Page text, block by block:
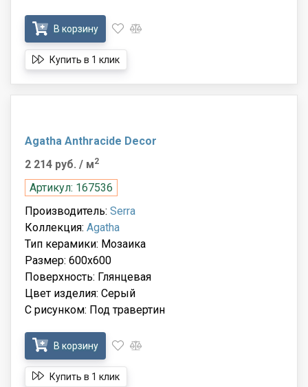
В корзину
Купить в 1 клик
Agatha Anthracide Decor
2 214 руб. / м2
Артикул: 167536
Производитель: Serra
Коллекция: Agatha
Тип керамики: Мозаика
Размер: 600x600
Поверхность: Глянцевая
Цвет изделия: Серый
С рисунком: Под травертин
В корзину
Купить в 1 клик